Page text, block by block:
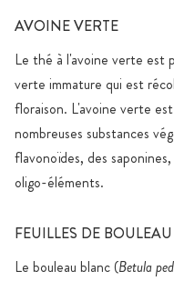
AVOINE VERTE
Le thé à l'avoine verte est
verte immature qui est
floraison. L'avoine verte
nombreuses substances
flavonoïdes, des
oligo-éléments.
FEUILLES DE
Le bouleau blanc (Betula